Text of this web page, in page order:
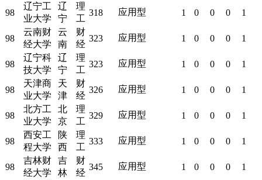
98
辽宁工
业大学
辽
宁
理
工
318 应用型 1 0 0 0 1
98
云南财
经大学
云
南
财
经
323 应用型 1 0 0 0 1
98
辽宁科
技大学
辽
宁
理
工
323 应用型 1 0 0 0 1
98
天津商
业大学
天
津
财
经
326 应用型 1 0 0 0 1
98
北方工
业大学
北
京
理
工
329 应用型 1 0 0 0 1
98
西安工
程大学
陕
西
理
工
333 应用型 1 0 0 0 1
98
吉林财
经大学
吉
林
财
经
345 应用型 1 0 0 0 1